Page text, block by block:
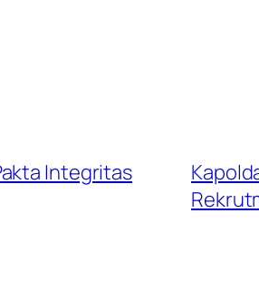
Integritas